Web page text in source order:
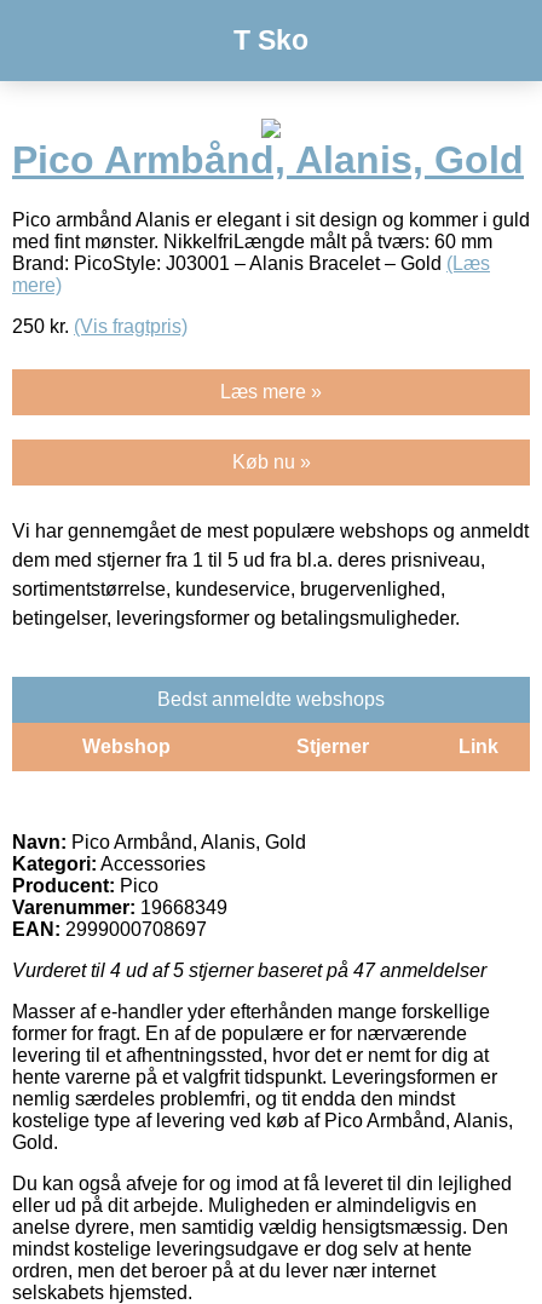
T Sko
Pico Armbånd, Alanis, Gold
Pico armbånd Alanis er elegant i sit design og kommer i guld
med fint mønster. NikkelfriLængde målt på tværs: 60 mm
Brand: PicoStyle: J03001 – Alanis Bracelet – Gold (Læs
mere)
250 kr. (Vis fragtpris)
Læs mere »
Køb nu »
Vi har gennemgået de mest populære webshops og anmeldt
dem med stjerner fra 1 til 5 ud fra bl.a. deres prisniveau,
sortimentstørrelse, kundeservice, brugervenlighed,
betingelser, leveringsformer og betalingsmuligheder.
Bedst anmeldte webshops
Webshop Stjerner Link
Navn: Pico Armbånd, Alanis, Gold
Kategori: Accessories
Producent: Pico
Varenummer: 19668349
EAN: 2999000708697
Vurderet til 4 ud af 5 stjerner baseret på 47anmeldelser
Masser af e-handler yder efterhånden mange forskellige
former for fragt. En af de populære er for nærværende
levering til et afhentningssted, hvor det er nemt for dig at
hente varerne på et valgfrit tidspunkt. Leveringsformen er
nemlig særdeles problemfri, og tit endda den mindst
kostelige type af levering ved køb af Pico Armbånd, Alanis,
Gold.
Du kan også afveje for og imod at få leveret til din lejlighed
eller ud på dit arbejde. Muligheden er almindeligvis en
anelse dyrere, men samtidig vældig hensigtsmæssig. Den
mindst kostelige leveringsudgave er dog selv at hente
ordren, men det beroer på at du lever nær internet
selskabets hjemsted.